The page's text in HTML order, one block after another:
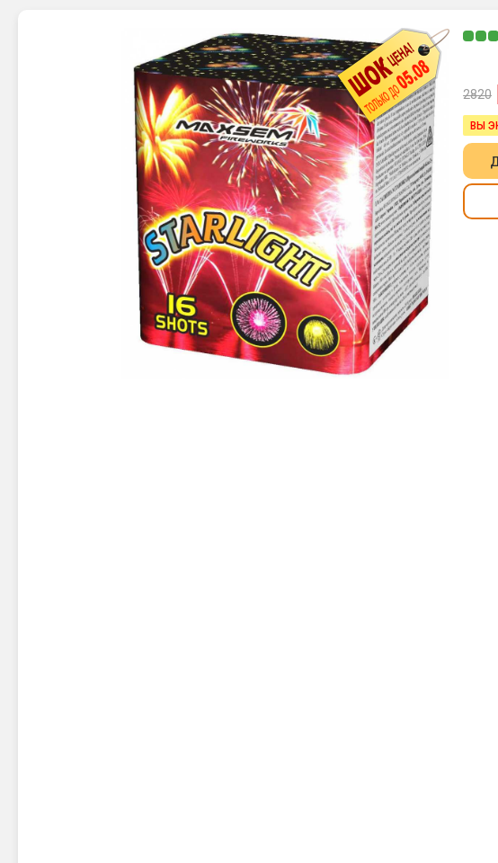
Фейерверки на свадьбу
Фейерверк-шоу
Батареи салютов
Цветной дым
Батареи салютов
Маленькие фейерверки
Средние фейерверки
Большие фейерверки
Супер-фейерверки
Петарды
Терочные
Фитильные
Лимонки, гранаты
Корсары
Летающие и
Бабочки, пчелы
Жуки
Циркоблицы
Цветной дым и огонь
Факелы цветного огня
Цветной дым
Стробоскопы
2820
ВЫ